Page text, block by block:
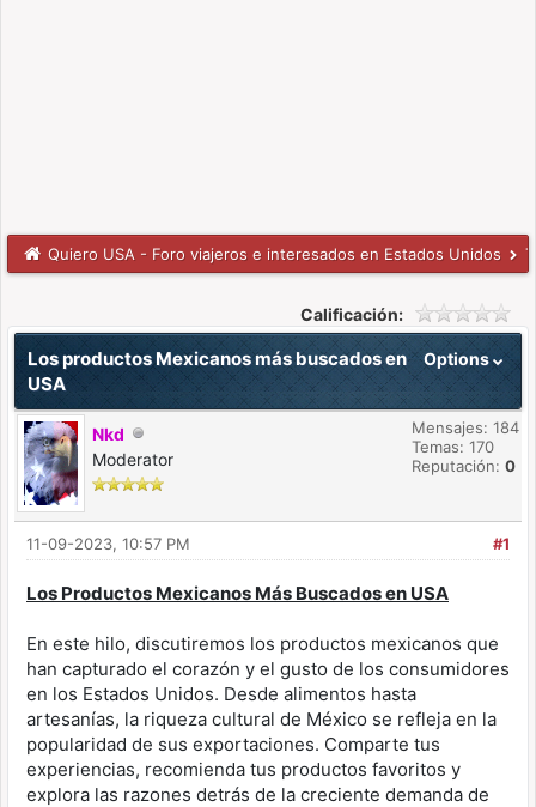
Quiero USA - Foro viajeros e interesados en Estados Unidos
Calificación:
Options
Los productos Mexicanos más buscados en
USA
Nkd
Moderator
Mensajes: 184
Temas: 170
Reputación: 0
#1
11-09-2023, 10:57 PM
Los Productos Mexicanos Más Buscados en USA
En este hilo, discutiremos los productos mexicanos que
han capturado el corazón y el gusto de los consumidores
en los Estados Unidos. Desde alimentos hasta
artesanías, la riqueza cultural de México se refleja en la
popularidad de sus exportaciones. Comparte tus
experiencias, recomienda tus productos favoritos y
explora las razones detrás de la creciente demanda de